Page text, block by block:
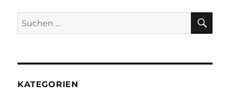
Suchen
nach:
KATEGORIEN